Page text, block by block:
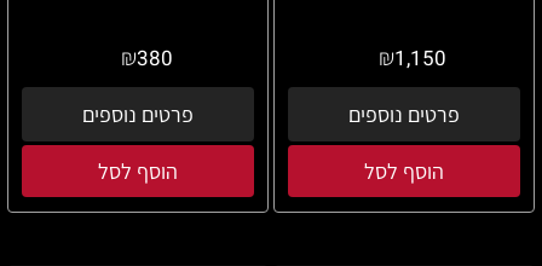
₪1,150
פרטים נוספים
הוסף לסל
₪380
פרטים נוספים
הוסף לסל